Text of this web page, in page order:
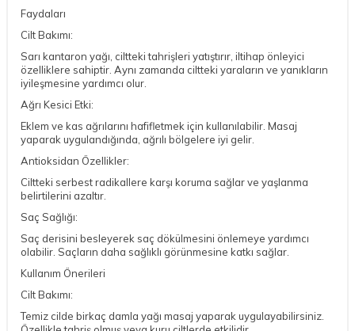
Faydaları
Cilt Bakımı:
Sarı kantaron yağı, ciltteki tahrişleri yatıştırır, iltihap önleyici
özelliklere sahiptir. Aynı zamanda ciltteki yaraların ve yanıkların
iyileşmesine yardımcı olur.
Ağrı Kesici Etki:
Eklem ve kas ağrılarını hafifletmek için kullanılabilir. Masaj
yaparak uygulandığında, ağrılı bölgelere iyi gelir.
Antioksidan Özellikler:
Ciltteki serbest radikallere karşı koruma sağlar ve yaşlanma
belirtilerini azaltır.
Saç Sağlığı:
Saç derisini besleyerek saç dökülmesini önlemeye yardımcı
olabilir. Saçların daha sağlıklı görünmesine katkı sağlar.
Kullanım Önerileri
Cilt Bakımı:
Temiz cilde birkaç damla yağı masaj yaparak uygulayabilirsiniz.